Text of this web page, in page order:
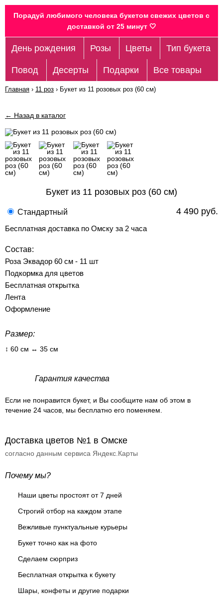
Порадуй любимого человека букетом свежих цветов c
доставкой от 25 минут 🤍
День рождения Розы Цветы Тип букета
Повод Десерты Подарки Все товары
Главная › 11 роз › Букет из 11 розовых роз (60 см)
← Назад в каталог
Букет из 11 розовых роз (60 см)
Стандартный 4 490 руб.
Бесплатная доставка по Омску за 2 часа
Состав:
Роза Эквадор 60 см - 11 шт
Подкормка для цветов
Бесплатная открытка
Лента
Оформление
Размер:
↕ 60 см ↔ 35 см
Гарантия качества
Если не понравится букет, и Вы сообщите нам об этом в
течение 24 часов, мы бесплатно его поменяем.
Доставка цветов №1 в Омске
согласно данным сервиса Яндекс.Карты
Почему мы?
Наши цветы простоят от 7 дней
Строгий отбор на каждом этапе
Вежливые пунктуальные курьеры
Букет точно как на фото
Сделаем сюрприз
Бесплатная открытка к букету
Шары, конфеты и другие подарки